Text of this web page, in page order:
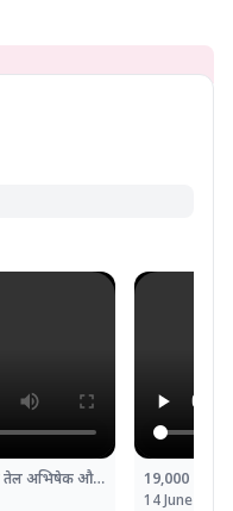
शनि साढ़े साती पीड़ा शांति महापूजा, शनि तिल तेल अभिषेक और महादशा शांति महापूजा
14 June 2025